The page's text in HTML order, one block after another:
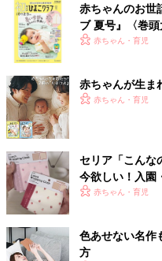
赤ちゃんのお世
ブ 夏号』〈巻
く！ おっぱい・
赤ちゃん・育児
赤ちゃんが生ま
赤ちゃん・育児
セリア「こんな
今欲しい！入園
赤ちゃん・育児
色あせない名作
方